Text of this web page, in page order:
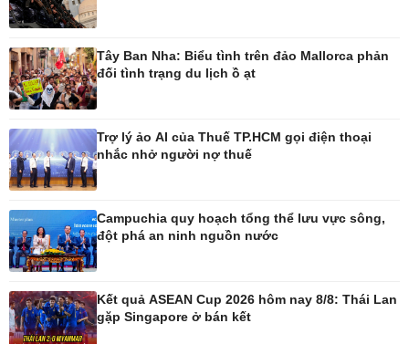
Kinh tế
Bất động sản
Khởi nghiệp
Thị trường
Giá vàng
Chứng khoán
Giá cà phê
Pháp luật
Vụ án
Tin nóng
Tư vấn luật
Bóng đá quốc tế
Bóng đá Việt Nam
Tây Ban Nha: Biểu tình trên đảo Mallorca phản
đối tình trạng du lịch ồ ạt
Trợ lý ảo AI của Thuế TP.HCM gọi điện thoại
nhắc nhở người nợ thuế
Campuchia quy hoạch tổng thể lưu vực sông,
đột phá an ninh nguồn nước
Kết quả ASEAN Cup 2026 hôm nay 8/8: Thái Lan
gặp Singapore ở bán kết